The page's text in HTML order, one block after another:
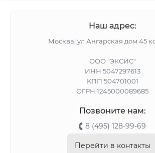
Наш адрес:
Москва, ул Ангарская дом 45
ООО "ЭКСИС"
ИНН 5047297613
КПП 504701001
ОГРН 1245000089685
Позвоните нам:
8 (495) 128-99-69
Перейти в контакты